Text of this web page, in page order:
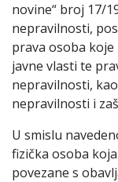
novine“ broj 17/
nepravilnosti,
prava osoba
javne vlasti te
nepravilnosti,
nepravilnosti i
U smislu
fizička osoba
povezane s